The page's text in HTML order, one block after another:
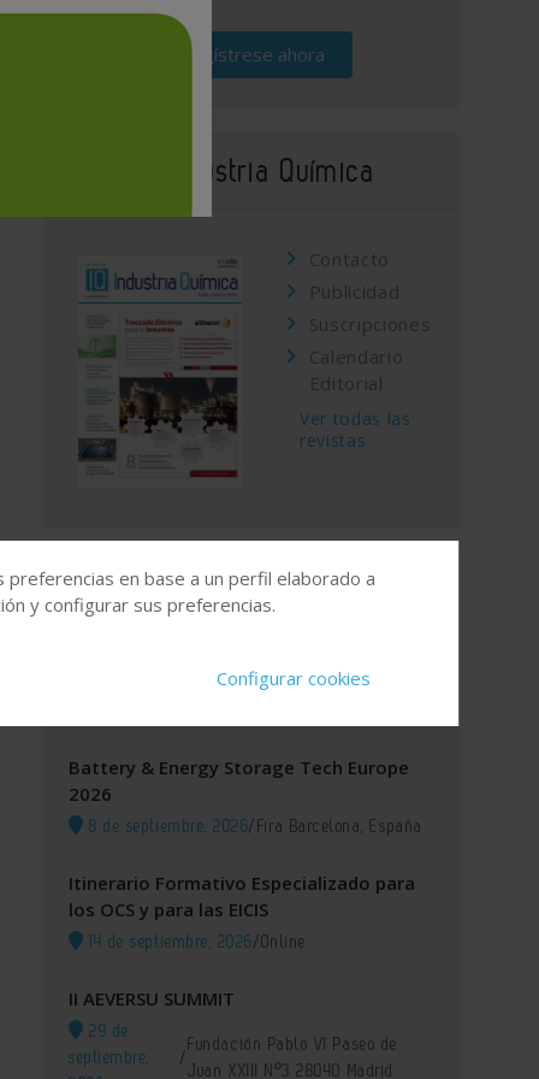
Regístrese ahora
Revista Industria Química
Contacto
Publicidad
Suscripciones
Calendario
Editorial
Ver todas las
revistas
Agenda
XI GREEN IUPAC 2026
Battery & Energy Storage Tech Europe
2026
8 de septiembre, 2026/Fira Barcelona, España
Itinerario Formativo Especializado para
los OCS y para las EICIS
14 de septiembre, 2026/Online
II AEVERSU SUMMIT
29 de
septiembre,
/
Fundación Pablo VI Paseo de
Juan XXIII Nº3 28040 Madrid
en base a un perfil elaborado a
y configurar sus preferencias.
Configurar cookies